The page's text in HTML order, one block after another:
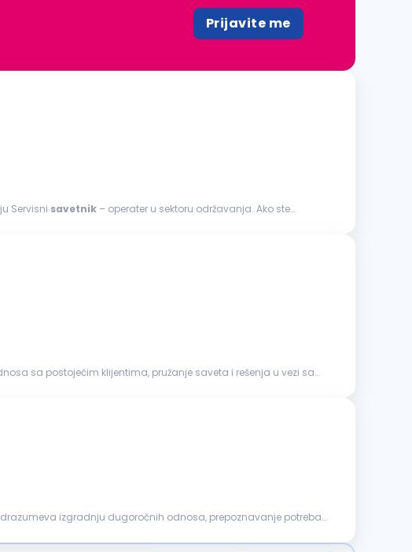
Prijavite me
Servisni savetnik – operater u sektoru održavanja. Ako ste
sa postojećim klijentima, pružanje saveta i rešenja u vezi sa
izgradnju dugoročnih odnosa, prepoznavanje potreba